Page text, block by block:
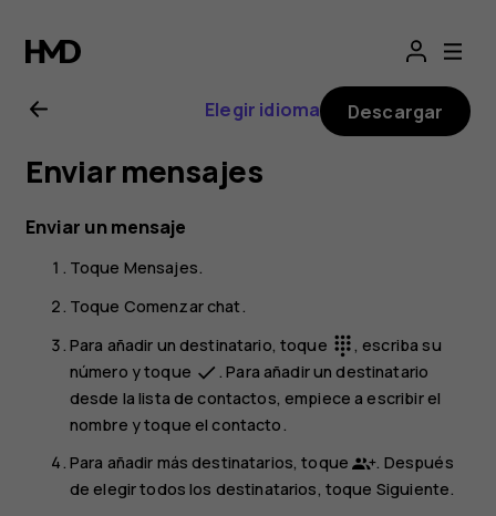
Guía
del
usuario
de
Nokia
G21
Elegir idioma Descargar
Enviar mensajes
Enviar un mensaje
Toque Mensajes.
Toque Comenzar chat .
Para añadir un destinatario, toque dialpad , escriba su
número y toque done . Para añadir un destinatario
desde la lista de contactos, empiece a escribir el
nombre y toque el contacto.
Para añadir más destinatarios, toque
. Después
de elegir todos los destinatarios, toque Siguiente.